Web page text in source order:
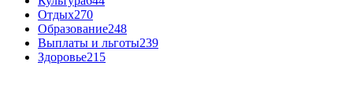
Отдых270
Образование248
Выплаты и льготы239
Здоровье215